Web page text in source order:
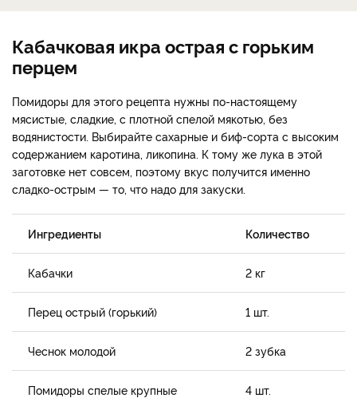
Кабачковая икра острая с горьким
перцем
Помидоры для этого рецепта нужны по-настоящему
мясистые, сладкие, с плотной спелой мякотью, без
водянистости. Выбирайте сахарные и биф-сорта с высоким
содержанием каротина, ликопина. К тому же лука в этой
заготовке нет совсем, поэтому вкус получится именно
сладко-острым — то, что надо для закуски.
Ингредиенты Количество
Кабачки 2 кг
Перец острый (горький) 1 шт.
Чеснок молодой 2 зубка
Помидоры спелые крупные 4 шт.